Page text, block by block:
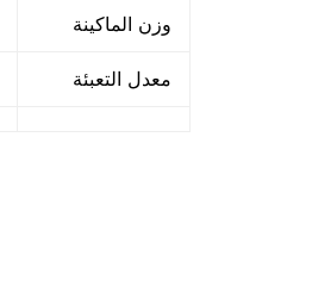
وزن الماكينة
معدل التعبئة